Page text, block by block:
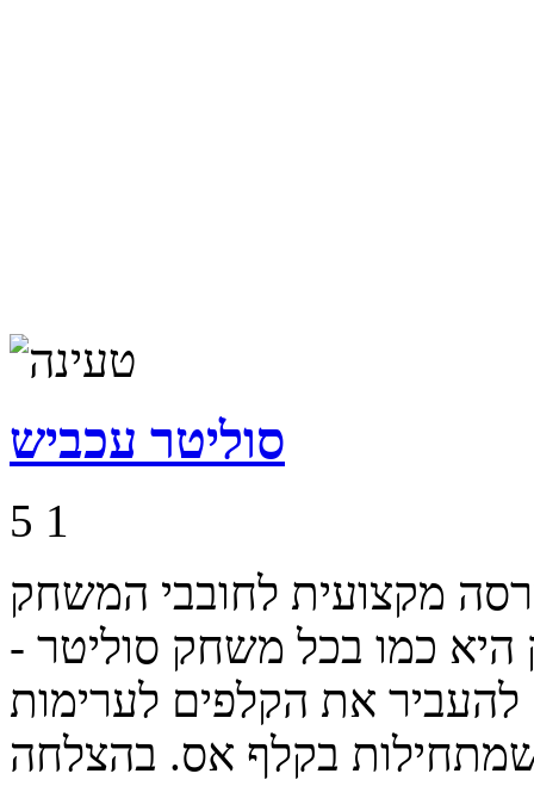
סוליטר עכביש
5 1
מקצועית לחובבי המשחק
כמו בכל משחק סוליטר -
את הקלפים לערימות